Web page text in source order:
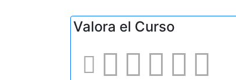
Valora el Curso